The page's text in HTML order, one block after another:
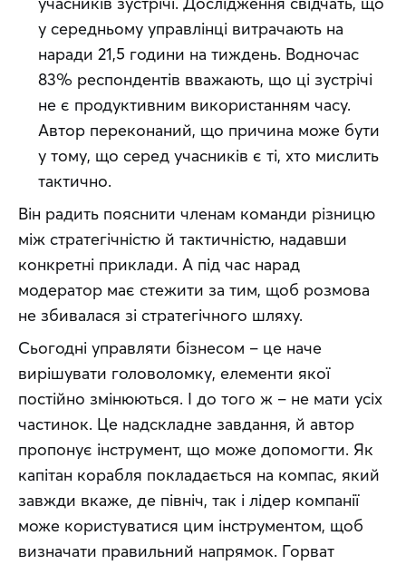
у середньому управлінці витрачають на
наради 21,5 години на тиждень. Водночас
83% респондентів вважають, що ці зустрічі
не є продуктивним використанням часу.
Автор переконаний, що причина може бути
у тому, що серед учасників є ті, хто мислить
тактично.
Він радить пояснити членам команди різницю
між стратегічністю й тактичністю, надавши
конкретні приклади. А під час нарад
модератор має стежити за тим, щоб розмова
не збивалася зі стратегічного шляху.
Сьогодні управляти бізнесом – це наче
вирішувати головоломку, елементи якої
постійно змінюються. І до того ж – не мати усіх
частинок. Це надскладне завдання, й автор
пропонує інструмент, що може допомогти. Як
капітан корабля покладається на компас, який
завжди вкаже, де північ, так і лідер компанії
може користуватися цим інструментом, щоб
визначати правильний напрямок. Горват